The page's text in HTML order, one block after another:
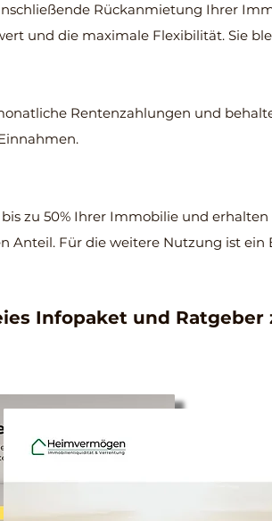
Rückanmietung Ihrer
und die maximale Flexibilität. Sie
Rentenzahlungen und
zu 50% Ihrer Immobilie und
Anteil. Für die weitere Nutzung ist ein
Infopaket und